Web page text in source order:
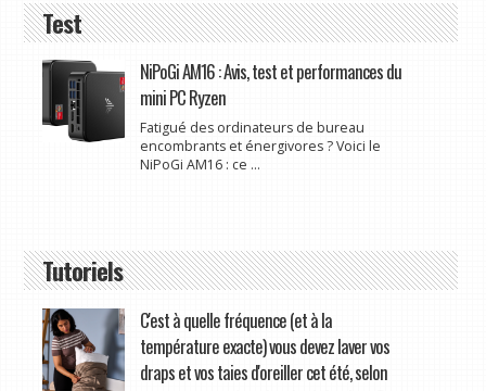
Test
NiPoGi AM16 : Avis, test et performances du
mini PC Ryzen
Fatigué des ordinateurs de bureau
encombrants et énergivores ? Voici le
NiPoGi AM16 : ce ...
Tutoriels
C'est à quelle fréquence (et à la
température exacte) vous devez laver vos
draps et vos taies d'oreiller cet été, selon